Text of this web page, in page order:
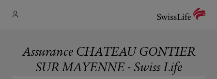
Assurance CHATEAU GONTIER
SUR MAYENNE - Swiss Life